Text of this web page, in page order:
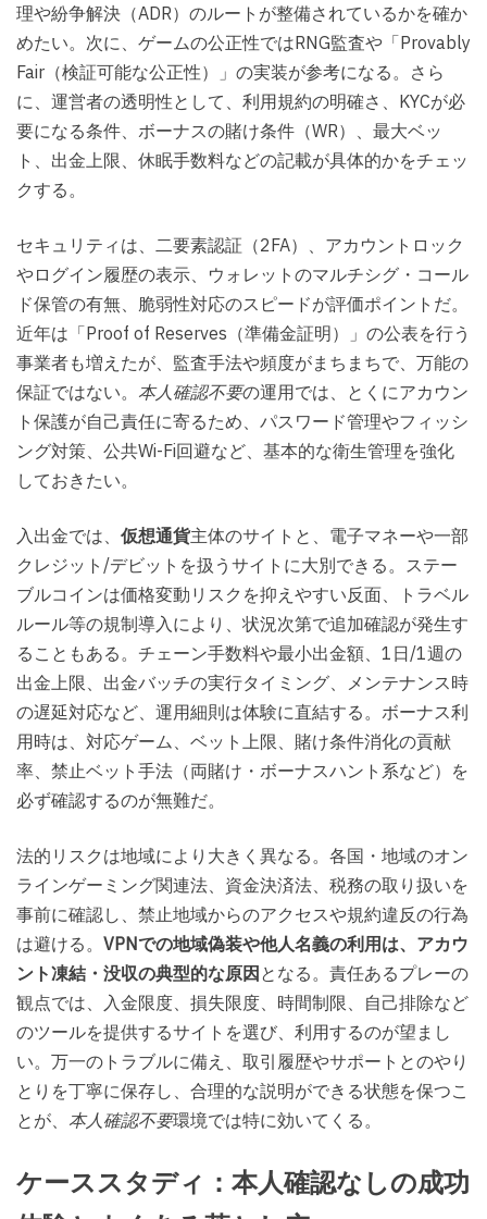
理や紛争解決（ADR）のルートが整備されているかを確か
めたい。次に、ゲームの公正性ではRNG監査や「Provably
Fair（検証可能な公正性）」の実装が参考になる。さら
に、運営者の透明性として、利用規約の明確さ、KYCが必
要になる条件、ボーナスの賭け条件（WR）、最大ベッ
ト、出金上限、休眠手数料などの記載が具体的かをチェッ
クする。
セキュリティは、二要素認証（2FA）、アカウントロック
やログイン履歴の表示、ウォレットのマルチシグ・コール
ド保管の有無、脆弱性対応のスピードが評価ポイントだ。
近年は「Proof of Reserves（準備金証明）」の公表を行う
事業者も増えたが、監査手法や頻度がまちまちで、万能の
保証ではない。 本人確認不要の運用では、とくにアカウン
ト保護が自己責任に寄るため、パスワード管理やフィッシ
ング対策、公共Wi-Fi回避など、基本的な衛生管理を強化
しておきたい。
入出金では、 仮想通貨主体のサイトと、電子マネーや一部
クレジット/デビットを扱うサイトに大別できる。ステー
ブルコインは価格変動リスクを抑えやすい反面、トラベル
ルール等の規制導入により、状況次第で追加確認が発生す
ることもある。チェーン手数料や最小出金額、1日/1週の
出金上限、出金バッチの実行タイミング、メンテナンス時
の遅延対応など、運用細則は体験に直結する。ボーナス利
用時は、対応ゲーム、ベット上限、賭け条件消化の貢献
率、禁止ベット手法（両賭け・ボーナスハント系など）を
必ず確認するのが無難だ。
法的リスクは地域により大きく異なる。各国・地域のオン
ラインゲーミング関連法、資金決済法、税務の取り扱いを
事前に確認し、禁止地域からのアクセスや規約違反の行為
は避ける。 VPNでの地域偽装や他人名義の利用は、アカウ
ント凍結・没収の典型的な原因となる。責任あるプレーの
観点では、入金限度、損失限度、時間制限、自己排除など
のツールを提供するサイトを選び、利用するのが望まし
い。万一のトラブルに備え、取引履歴やサポートとのやり
とりを丁寧に保存し、合理的な説明ができる状態を保つこ
とが、 本人確認不要環境では特に効いてくる。
ケーススタディ：本人確認なしの成功